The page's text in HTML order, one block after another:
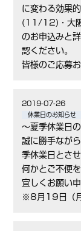
に変わる効果
(11/12)・大
のお申込みと
認ください。
皆様のご応募
2019-07-26
休業日のお知らせ
～夏季休業日
誠に勝手なが
季休業日とさ
何かとご不便
宜しくお願い
※8月19日（月